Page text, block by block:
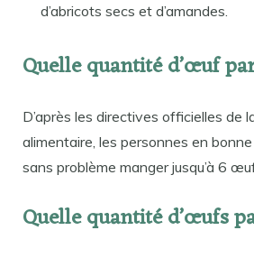
d’abricots secs et d’amandes.
Quelle quantité d’œuf
D’après les directives officielles de
alimentaire, les personnes en
sans problème manger jusqu’à 6
Quelle quantité d’œufs